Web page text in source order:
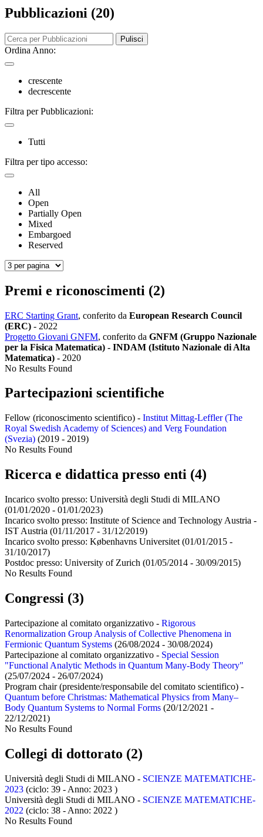
Pubblicazioni (20)
Pulisci
Ordina Anno:
crescente
decrescente
Filtra per Pubblicazioni:
Tutti
Filtra per tipo accesso:
All
Open
Partially Open
Mixed
Embargoed
Reserved
Premi e riconoscimenti (2)
ERC Starting Grant, conferito da European Research Council
(ERC) - 2022
Progetto Giovani GNFM, conferito da GNFM (Gruppo Nazionale
per la Fisica Matematica) - INDAM (Istituto Nazionale di Alta
Matematica) - 2020
No Results Found
Partecipazioni scientifiche
Fellow (riconoscimento scientifico) - Institut Mittag-Leffler (The
Royal Swedish Academy of Sciences) and Verg Foundation
(Svezia) (2019 - 2019)
No Results Found
Ricerca e didattica presso enti (4)
Incarico svolto presso: Università degli Studi di MILANO
(01/01/2020 - 01/01/2023)
Incarico svolto presso: Institute of Science and Technology Austria -
IST Austria (01/11/2017 - 31/12/2019)
Incarico svolto presso: Københavns Universitet (01/01/2015 -
31/10/2017)
Postdoc presso: University of Zurich (01/05/2014 - 30/09/2015)
No Results Found
Congressi (3)
Partecipazione al comitato organizzativo - Rigorous
Renormalization Group Analysis of Collective Phenomena in
Fermionic Quantum Systems (26/08/2024 - 30/08/2024)
Partecipazione al comitato organizzativo - Special Session
"Functional Analytic Methods in Quantum Many-Body Theory"
(25/07/2024 - 26/07/2024)
Program chair (presidente/responsabile del comitato scientifico) -
Quantum before Christmas: Mathematical Physics from Many–
Body Quantum Systems to Normal Forms (20/12/2021 -
22/12/2021)
No Results Found
Collegi di dottorato (2)
Università degli Studi di MILANO - SCIENZE MATEMATICHE-
2023 (ciclo: 39 - Anno: 2023 )
Università degli Studi di MILANO - SCIENZE MATEMATICHE-
2022 (ciclo: 38 - Anno: 2022 )
No Results Found